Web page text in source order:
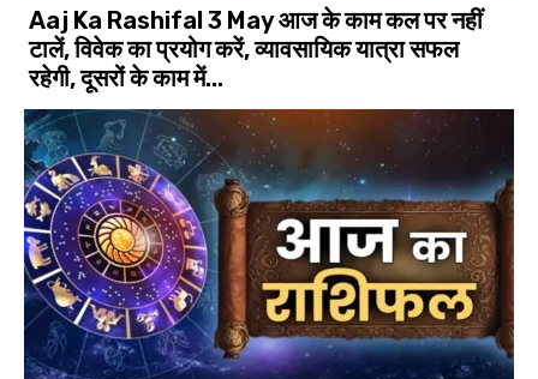
Aaj Ka Rashifal 3 May आज के काम कल पर नहीं
टालें, विवेक का प्रयोग करें, व्यावसायिक यात्रा सफल
रहेगी, दूसरों के काम में...